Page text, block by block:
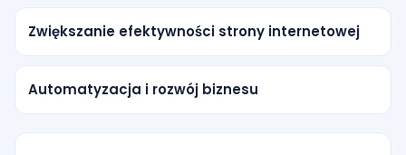
Zwiększanie efektywności strony internetowej
Automatyzacja i rozwój biznesu